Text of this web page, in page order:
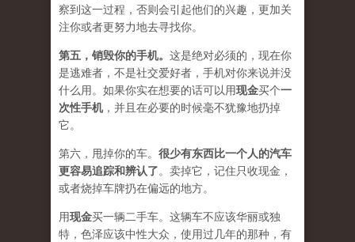
察到这一过程，否则会引起他们的兴趣，更加关
注你或者更努力地去寻找你。
第五， 销毁你的手机。 这是绝对必须的，现在你
是逃难者，不是社交爱好者，手机对你来说并没
什么用。如果你实在想要的话可以用现金买个一
次性手机，并且在必要的时候毫不犹豫地扔掉
它。
第六，甩掉你的车。 很少有东西比一个人的汽车
更容易追踪和辨认了。卖掉它，记住只收现金，
或者烧掉车牌扔在偏远的地方。
用现金买一辆二手车。这辆车不应该华丽或独
特，色泽应该中性大众，使用过几年的那种，有